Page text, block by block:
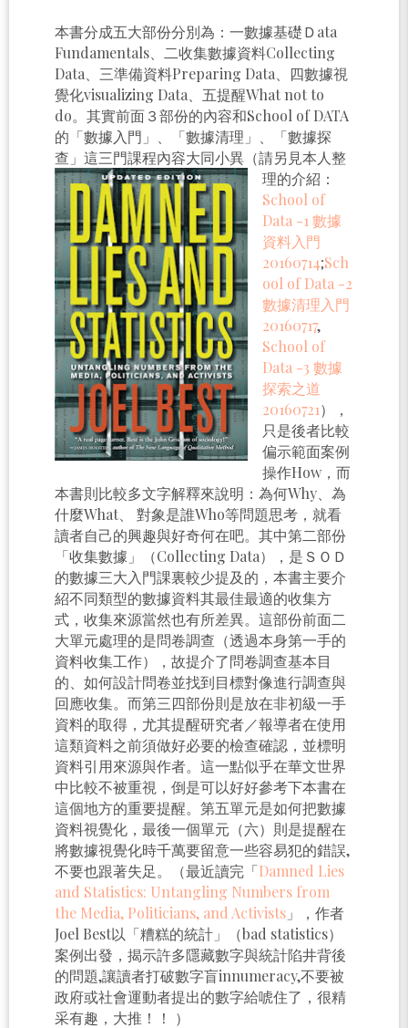
本書分成五大部份分別為：一數據基礎Ｄata
Fundamentals、二收集數據資料Collecting
Data、三準備資料Preparing Data、四數據視
覺化visualizing Data、五提醒What not to
do。其實前面３部份的內容和School of DATA
的「數據入門」、「數據清理」、「數據探
查」這三門課程內容大同小異（請另見本人整
理的介紹：
School of
Data -1 數據
資料入門
20160714;Sch
ool of Data -2
數據清理入門
20160717,
School of
Data -3 數據
探索之道
20160721），
只是後者比較
偏示範面案例
操作How，而
本書則比較多文字解釋來說明：為何Why、為
什麼What、 對象是誰Who等問題思考，就看
讀者自己的興趣與好奇何在吧。其中第二部份
「收集數據」（Collecting Data），是ＳＯＤ
的數據三大入門課裏較少提及的，本書主要介
紹不同類型的數據資料其最佳最適的收集方
式，收集來源當然也有所差異。這部份前面二
大單元處理的是問卷調查（透過本身第一手的
資料收集工作），故提介了問卷調查基本目
的、如何設計問卷並找到目標對像進行調查與
回應收集。而第三四部份則是放在非初級一手
資料的取得，尤其提醒研究者／報導者在使用
這類資料之前須做好必要的檢查確認，並標明
資料引用來源與作者。這一點似乎在華文世界
中比較不被重視，倒是可以好好參考下本書在
這個地方的重要提醒。第五單元是如何把數據
資料視覺化，最後一個單元（六）則是提醒在
將數據視覺化時千萬要留意一些容易犯的錯誤,
不要也跟著失足。（最近讀完「Damned Lies
and Statistics: Untangling Numbers from
the Media, Politicians, and Activists 」，作者
Joel Best以「糟糕的統計」（bad statistics）
案例出發，揭示許多隱藏數字與統計陷井背後
的問題,讓讀者打破數字盲innumeracy,不要被
政府或社會運動者提出的數字給唬住了，很精
采有趣，大推！！ ）